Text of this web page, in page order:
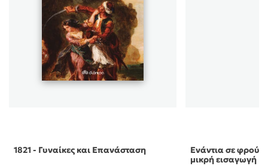
1821 - Γυναίκες και Επανάσταση
Ενάντια σε
μικρή εισαγωγή …